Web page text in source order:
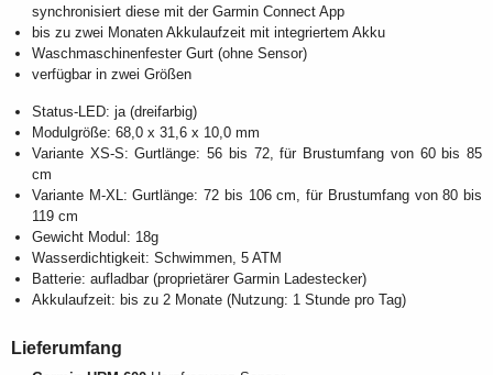
synchronisiert diese mit der Garmin Connect App
bis zu zwei Monaten Akkulaufzeit mit integriertem Akku
Waschmaschinenfester Gurt (ohne Sensor)
verfügbar in zwei Größen
Status-LED: ja (dreifarbig)
Modulgröße: 68,0 x 31,6 x 10,0 mm
Variante XS-S: Gurtlänge: 56 bis 72, für Brustumfang von 60 bis 85
cm
Variante M-XL: Gurtlänge: 72 bis 106 cm, für Brustumfang von 80 bis
119 cm
Gewicht Modul: 18g
Wasserdichtigkeit: Schwimmen, 5 ATM
Batterie: aufladbar (proprietärer Garmin Ladestecker)
Akkulaufzeit: bis zu 2 Monate (Nutzung: 1 Stunde pro Tag)
Lieferumfang